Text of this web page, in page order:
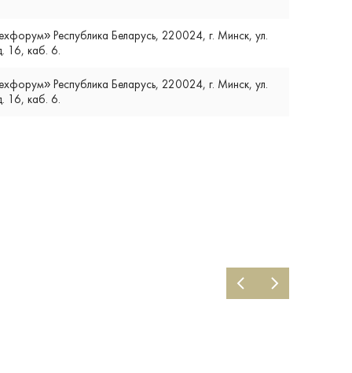
Республика Беларусь, 220024, г. Минск, ул.
16, каб. 6.
Республика Беларусь, 220024, г. Минск, ул.
16, каб. 6.